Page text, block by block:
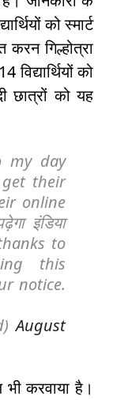
को स्मार्ट
गिल्होत्रा
को
छात्रों को यह
my day
their
online
इंडिया
to
this
notice.
August
करवाया है।